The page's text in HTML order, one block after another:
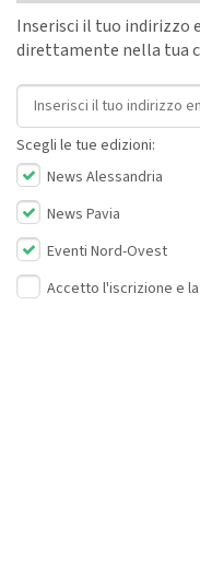
Inserisci il tuo indirizzo
direttamente nella tua
Indirizzo email
Scegli le tue edizioni:
News Alessandria
News Pavia
Eventi Nord-Ovest
Accetto l'iscrizione e la